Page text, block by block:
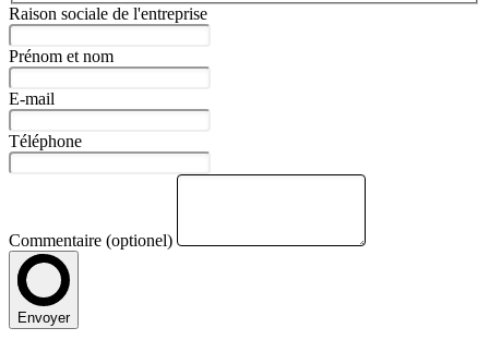
Raison sociale de l'entreprise
Prénom et nom
E-mail
Téléphone
Commentaire (optionel)
Envoyer